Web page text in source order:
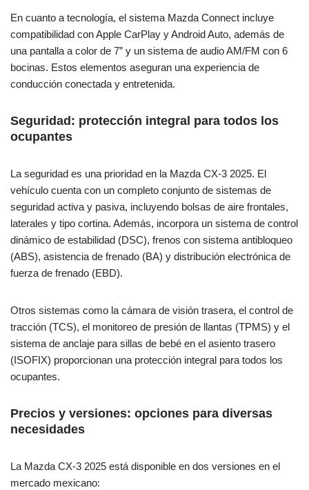
En cuanto a tecnología, el sistema Mazda Connect incluye
compatibilidad con Apple CarPlay y Android Auto, además de
una pantalla a color de 7” y un sistema de audio AM/FM con 6
bocinas. Estos elementos aseguran una experiencia de
conducción conectada y entretenida.
Seguridad: protección integral para todos los
ocupantes
La seguridad es una prioridad en la Mazda CX-3 2025. El
vehículo cuenta con un completo conjunto de sistemas de
seguridad activa y pasiva, incluyendo bolsas de aire frontales,
laterales y tipo cortina. Además, incorpora un sistema de control
dinámico de estabilidad (DSC), frenos con sistema antibloqueo
(ABS), asistencia de frenado (BA) y distribución electrónica de
fuerza de frenado (EBD).
Otros sistemas como la cámara de visión trasera, el control de
tracción (TCS), el monitoreo de presión de llantas (TPMS) y el
sistema de anclaje para sillas de bebé en el asiento trasero
(ISOFIX) proporcionan una protección integral para todos los
ocupantes.
Precios y versiones: opciones para diversas
necesidades
La Mazda CX-3 2025 está disponible en dos versiones en el
mercado mexicano: